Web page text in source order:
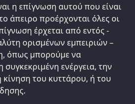
η επίγνωση αυτού που είναι
άπειρο προέρχονται όλες οι
έρχεται από εντός -
ορισμένων εμπειριών –
όπως μπορούμε να
ενέργεια, την
κίνηση του κυττάρου, ή του